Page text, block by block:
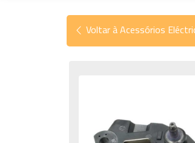
Voltar à Acessórios